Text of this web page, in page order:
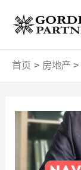
容
首页 房地产